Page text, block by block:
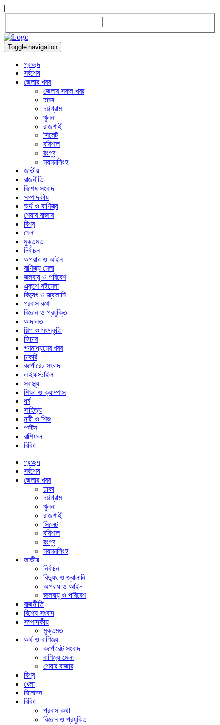
| |
Toggle navigation
প্রচ্ছদ
সর্বশেষ
জেলার খবর
জেলার সকল খবর
ঢাকা
চট্টগ্রাম
খুলনা
রাজশাহী
সিলেট
বরিশাল
রংপুর
ময়মনসিংহ
জাতীয়
রাজনীতি
বিশেষ সংবাদ
সম্পাদকীয়
অর্থ ও বাণিজ্য
শেয়ার বাজার
বিশ্ব
খেলা
মুক্তমত
নির্বাচন
অপরাধ ও আইন
বাণিজ্য মেলা
জলবায়ু ও পরিবেশ
একুশে বইমেলা
বিদ্যুৎ ও জ্বালানি
প্রবাস কথা
বিজ্ঞান ও প্রযুক্তি
আদালত
শিল্প ও সংস্কৃতি
ফিচার
গণমাধ্যমের খবর
চাকরি
কর্পোরেট সংবাদ
লাইফস্টাইল
স্বাস্থ্য
শিক্ষা ও ক্যাম্পাস
ধর্ম
সাহিত্য
নারী ও শিশু
পর্যটন
রাশিফল
বিবিধ
প্রচ্ছদ
সর্বশেষ
জেলার খবর
ঢাকা
চট্টগ্রাম
খুলনা
রাজশাহী
সিলেট
বরিশাল
রংপুর
ময়মনসিংহ
জাতীয়
নির্বাচন
বিদ্যুৎ ও জ্বালানি
অপরাধ ও আইন
জলবায়ু ও পরিবেশ
রাজনীতি
বিশেষ সংবাদ
সম্পাদকীয়
মুক্তমত
অর্থ ও বাণিজ্য
কর্পোরেট সংবাদ
বাণিজ্য মেলা
শেয়ার বাজার
বিশ্ব
খেলা
বিনোদন
বিবিধ
প্রবাস কথা
বিজ্ঞান ও প্রযুক্তি